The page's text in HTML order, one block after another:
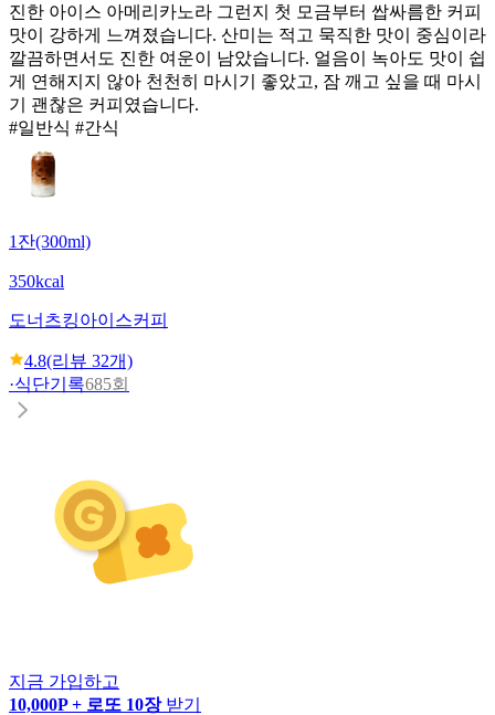
진한 아이스 아메리카노라 그런지 첫 모금부터 쌉싸름한 커피
맛이 강하게 느껴졌습니다. 산미는 적고 묵직한 맛이 중심이라
깔끔하면서도 진한 여운이 남았습니다. 얼음이 녹아도 맛이 쉽
게 연해지지 않아 천천히 마시기 좋았고, 잠 깨고 싶을 때 마시
기 괜찮은 커피였습니다.
#일반식 #간식
1잔(300ml)
350kcal
도너츠킹아이스커피
4.8(리뷰 32개)
·식단기록685회
지금 가입하고
10,000P + 로또 10장 받기